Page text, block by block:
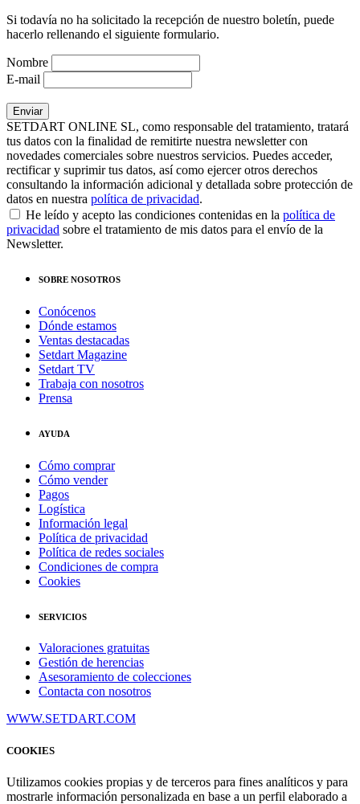
Si todavía no ha solicitado la recepción de nuestro boletín, puede
hacerlo rellenando el siguiente formulario.
Nombre
E-mail
SETDART ONLINE SL, como responsable del tratamiento, tratará
tus datos con la finalidad de remitirte nuestra newsletter con
novedades comerciales sobre nuestros servicios. Puedes acceder,
rectificar y suprimir tus datos, así como ejercer otros derechos
consultando la información adicional y detallada sobre protección de
datos en nuestra política de privacidad.
He leído y acepto las condiciones contenidas en la política de
privacidad sobre el tratamiento de mis datos para el envío de la
Newsletter.
SOBRE NOSOTROS
Conócenos
Dónde estamos
Ventas destacadas
Setdart Magazine
Setdart TV
Trabaja con nosotros
Prensa
AYUDA
Cómo comprar
Cómo vender
Pagos
Logística
Información legal
Política de privacidad
Política de redes sociales
Condiciones de compra
Cookies
SERVICIOS
Valoraciones gratuitas
Gestión de herencias
Asesoramiento de colecciones
Contacta con nosotros
WWW.SETDART.COM
COOKIES
Utilizamos cookies propias y de terceros para fines analíticos y para
mostrarle información personalizada en base a un perfil elaborado a